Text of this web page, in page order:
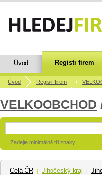
Úvod Registr firem
Úvod Registr firem
VELKOOBCHOD
Zadejte minimálně tři znaky
Celá ČR | Jihočeský kraj |